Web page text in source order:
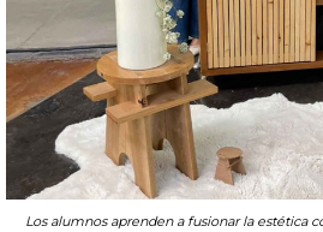
Los alumnos aprenden a fusionar la estética